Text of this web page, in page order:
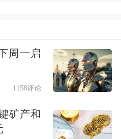
周一启
1158评论
矿产和